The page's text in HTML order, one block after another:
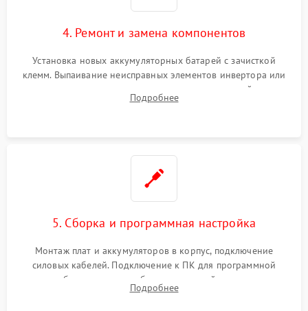
4. Ремонт и замена компонентов
Установка новых аккумуляторных батарей с зачисткой
клемм. Выпаивание неисправных элементов инвертора или
цепи зарядки и монтаж новых радиодеталей.
Восстановление поврежденных токоведущих дорожек и
Подробнее
5. Сборка и программная настройка
Монтаж плат и аккумуляторов в корпус, подключение
силовых кабелей. Подключение к ПК для программной
калибровки констант батареи, настройки порогов
срабатывания AVR и сброса счетчиков старения АКБ.
Подробнее